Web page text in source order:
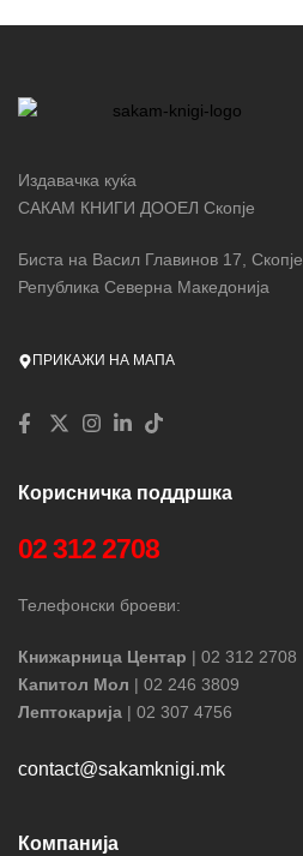
Издавачка куќа
САКАМ КНИГИ ДООЕЛ Скопје
Биста на Васил Главинов 17, Скопје,
Република Северна Македонија
ПРИКАЖИ НА МАПА
Корисничка поддршка
02 312 2708
Телефонски броеви:
Книжарница Центар | 02 312 2708
Капитол Мол | 02 246 3809
Лептокарија | 02 307 4756
contact@sakamknigi.mk
Компанија